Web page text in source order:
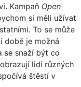
Kampaň Open
si měli užívat
To se může
době je možná
se snaží být co
lidi různých
štěstí v